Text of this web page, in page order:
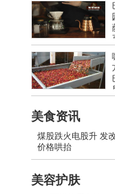
美食资讯
煤股跌火电股升 发
价格哄抬
美容护肤